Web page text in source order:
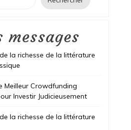
messages
la richesse de la littérature
Meilleur Crowdfunding
Investir Judicieusement
la richesse de la littérature